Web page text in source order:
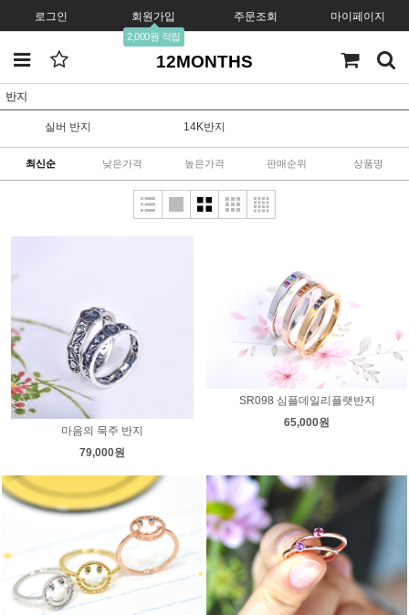
로그인 회원가입
2,000원 적립
주문조회 마이페이지
12MONTHS
반지
실버 반지 14K반지
최신순 낮은가격 높은가격 판매순위 상품명
마음의 묵주 반지
79,000원
SR098 심플데일리플랫반지
65,000원